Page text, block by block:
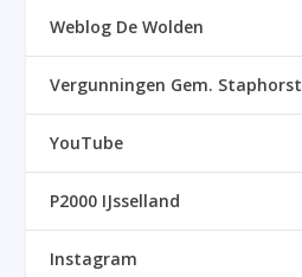
Weblog De Wolden
Vergunningen Gem. Staphorst
YouTube
P2000 IJsselland
Instagram